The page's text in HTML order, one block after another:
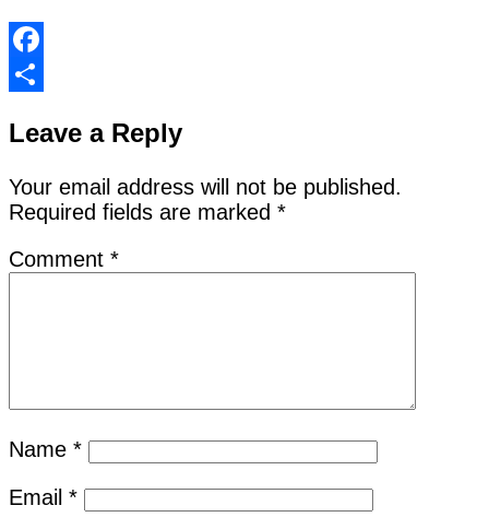
Facebook
Leave a Reply
Your email address will not be published.
Required fields are marked *
Comment *
Name *
Email *